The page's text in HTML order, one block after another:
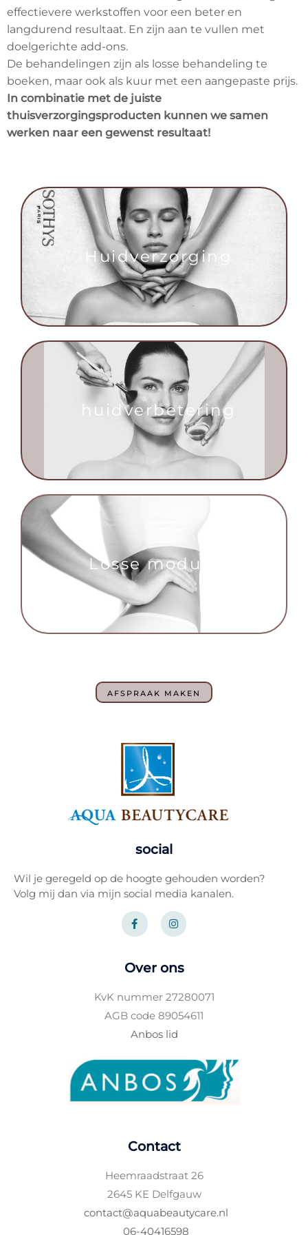
effectievere werkstoffen voor een beter en
langdurend resultaat. En zijn aan te vullen met
doelgerichte add-ons.
De behandelingen zijn als losse behandeling te
boeken, maar ook als kuur met een aangepaste prijs.
In combinatie met de juiste
thuisverzorgingsproducten kunnen we samen
werken naar een gewenst resultaat!
Huidverzorging
huidverbetering
Losse modules
AFSPRAAK MAKEN
social
Wil je geregeld op de hoogte gehouden worden?
Volg mij dan via mijn social media kanalen.
F
a
c
e
o
o
f
I
n
s
t
r
m
Over ons
KvK nummer 27280071
AGB code 89054611
Anbos lid
Contact
Heemraadstraat 26
2645 KE Delfgauw
contact@aquabeautycare.nl
06-40416598